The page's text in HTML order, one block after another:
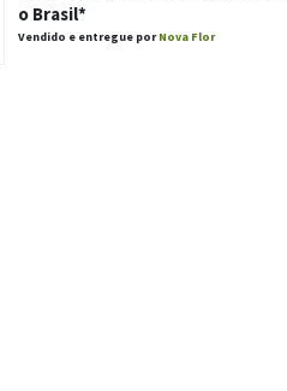
o Brasil*
Vendido e entregue porNova Flor